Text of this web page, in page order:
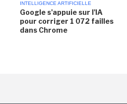
INTELLIGENCE ARTIFICIELLE
Google s'appuie sur l'IA
pour corriger 1 072 failles
dans Chrome